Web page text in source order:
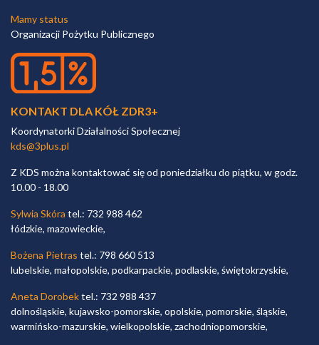
Mamy status
Organizacji Pożytku Publicznego
KONTAKT DLA KÓŁ ZDR3+
Koordynatorki Działalności Społecznej
kds@3plus.pl
Z KDS można kontaktować się od poniedziałku do piątku, w godz.
10.00 - 18.00
Sylwia Skóra tel.: 732 988 462
łódzkie, mazowieckie,
Bożena Pietras tel.: 798 660 513
lubelskie, małopolskie, podkarpackie, podlaskie, świętokrzyskie,
Aneta Dorobektel.: 732 988 437
dolnośląskie, kujawsko-pomorskie, opolskie, pomorskie, śląskie,
warmińsko-mazurskie, wielkopolskie, zachodniopomorskie,